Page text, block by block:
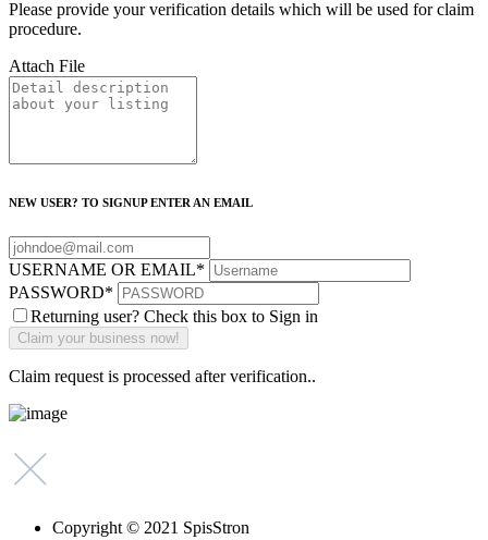
Please provide your verification details which will be used for claim
procedure.
Attach File
NEW USER? TO SIGNUP ENTER AN EMAIL
USERNAME OR EMAIL*
PASSWORD*
Returning user? Check this box to Sign in
Claim request is processed after verification..
Copyright © 2021 SpisStron